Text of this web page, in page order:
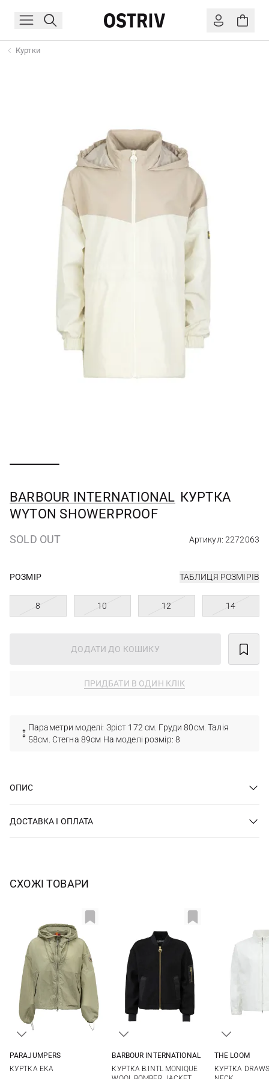
Куртки
BARBOUR INTERNATIONAL КУРТКА
WYTON SHOWERPROOF
SOLD OUT Артикул: 2272063
РОЗМІР ТАБЛИЦЯ РОЗМІРІВ
8 10 12 14
ДОДАТИ ДО КОШИКУ
ПРИДБАТИ В ОДИН КЛІК
Параметри моделі: Зріст 172 см. Груди 80см. Талія
58см. Стегна 89см На моделі розмір: 8
ОПИС
ДОСТАВКА І ОПЛАТА
СХОЖІ ТОВАРИ
PARAJUMPERS
КУРТКА EKA
BARBOUR INTERNATIONAL
КУРТКА B.INTL MONIQUE
THE LOOM
КУРТКА